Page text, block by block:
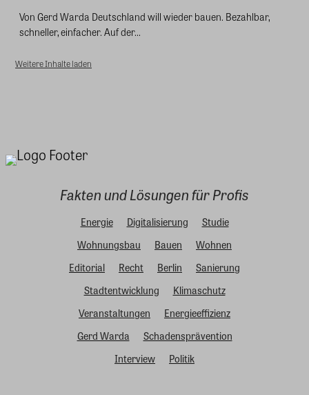
Von Gerd Warda Deutschland will wieder bauen. Bezahlbar,
schneller, einfacher. Auf der...
Weitere Inhalte laden
Fakten und Lösungen für Profis
Energie Digitalisierung
Studie
Wohnungsbau
Bauen
Wohnen
Editorial
Recht Berlin
Sanierung
Stadtentwicklung
Klimaschutz
Veranstaltungen
Energieeffizienz
Gerd Warda
Schadensprävention
Interview
Politik